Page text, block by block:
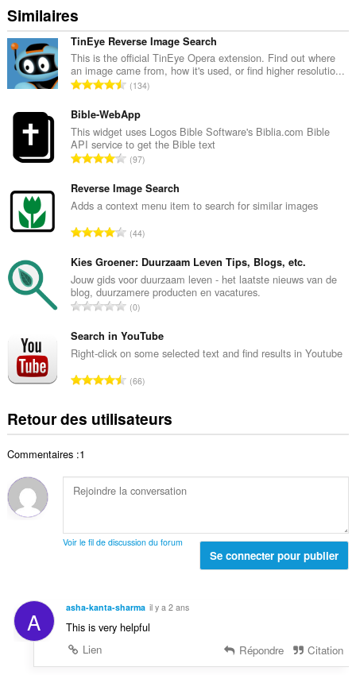
Similaires
TinEye Reverse Image Search
This is the official TinEye Opera extension. Find out where
an image came from, how it's used, or find higher resolutio...
N
m
b
r
e
o
t
a
d
e
n
o
e
s
134
Bible-WebApp
This widget uses Logos Bible Software's Biblia.com Bible
API service to get the Bible text
N
m
b
e
o
t
a
d
e
o
e
s
97
Reverse Image Search
Adds a context menu item to search for similar images
N
m
b
r
e
o
t
a
e
n
e
44
Kies Groener: Duurzaam Leven Tips, Blogs, etc.
Jouw gids voor duurzaam leven - het laatste nieuws van de
blog, duurzamere producten en vacatures.
N
m
b
e
o
t
d
e
t
0
Search in YouTube
Right-click on some selected text and find results in Youtube
N
b
t
o
l
o
e
:
66
Retour des utilisateurs
Commentaires :1
Voir le fil de discussion du forum
Se connecter pour publier
A asha-kanta-sharma il y a 2 ans
This is very helpful
Lien
Répondre Citation